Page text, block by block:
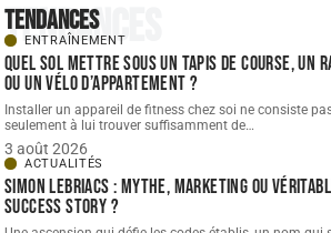
Tendances
Tendances
ENTRAÎNEMENT
Quel sol mettre sous un tapis de course, un
ou un vélo d’appartement ?
Installer un appareil de fitness chez soi ne consiste
seulement à lui trouver suffisamment de…
3 août 2026
ACTUALITÉS
Simon Lebriacs : mythe, marketing ou
success story ?